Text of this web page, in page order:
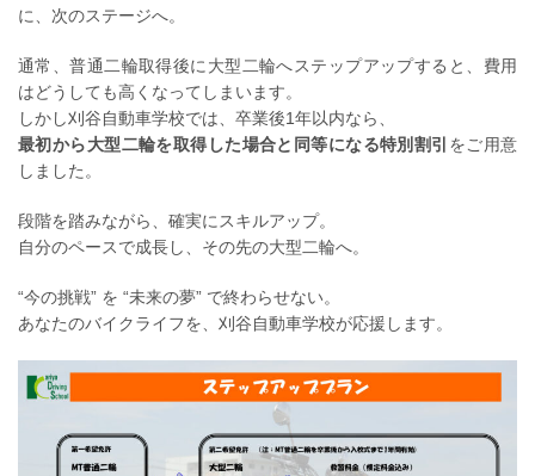
に、次のステージへ。
通常、普通二輪取得後に大型二輪へステップアップすると、費用
はどうしても高くなってしまいます。
しかし刈谷自動車学校では、卒業後1年以内なら、
最初から大型二輪を取得した場合と同等になる特別割引 をご用意
しました。
段階を踏みながら、確実にスキルアップ。
自分のペースで成長し、その先の大型二輪へ。
“今の挑戦” を “未来の夢” で終わらせない。
あなたのバイクライフを、刈谷自動車学校が応援します。